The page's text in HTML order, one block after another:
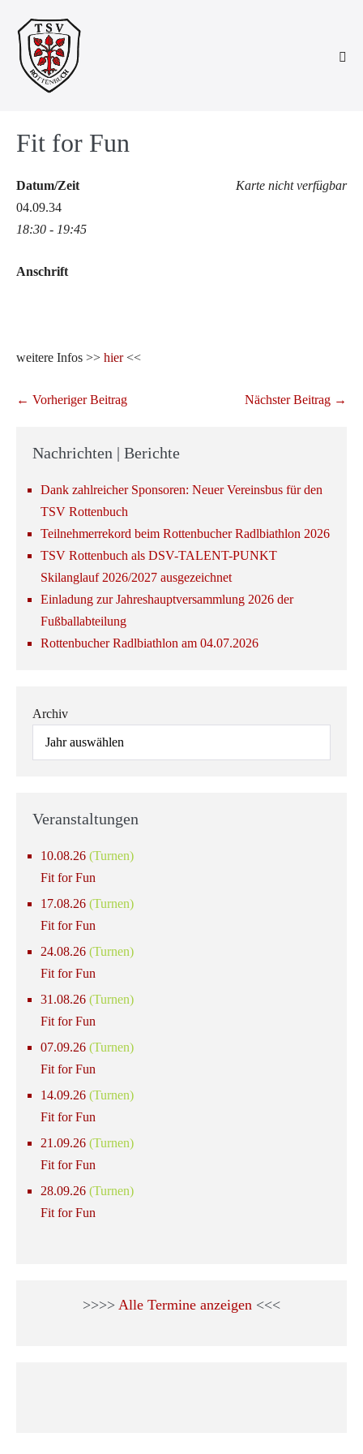
Inhalt
springen
Fit for Fun
Karte nicht verfügbar
Datum/Zeit
04.09.34
18:30 - 19:45
Anschrift
weitere Infos >> hier<<
Beitragsnavigation
← Vorheriger Beitrag Nächster Beitrag →
Nachrichten | Berichte
Dank zahlreicher Sponsoren: Neuer Vereinsbus für den
TSV Rottenbuch
Teilnehmerrekord beim Rottenbucher Radlbiathlon 2026
TSV Rottenbuch als DSV-TALENT-PUNKT
Skilanglauf 2026/2027 ausgezeichnet
Einladung zur Jahreshauptversammlung 2026 der
Fußballabteilung
Rottenbucher Radlbiathlon am 04.07.2026
Archiv
Veranstaltungen
10.08.26 (Turnen)
Fit for Fun
17.08.26 (Turnen)
Fit for Fun
24.08.26 (Turnen)
Fit for Fun
31.08.26 (Turnen)
Fit for Fun
07.09.26 (Turnen)
Fit for Fun
14.09.26 (Turnen)
Fit for Fun
21.09.26 (Turnen)
Fit for Fun
28.09.26 (Turnen)
Fit for Fun
>>>> Alle Termine anzeigen <<<